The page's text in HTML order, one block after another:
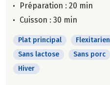
Préparation : 20 min
Cuisson : 30 min
Plat principal Flexitarien
Sans lactose
Sans porc
Hiver